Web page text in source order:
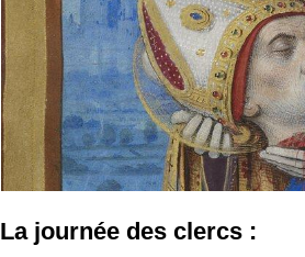
La journée des clercs :